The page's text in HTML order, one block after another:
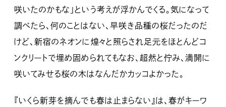
咲いたのかもな」という考えが浮かんでくる。気になって
調べたら、何のことはない、早咲き品種の桜だったのだ
けど、新宿のネオンに煌々と照らされ足元をほとんどコ
ンクリートで埋め固められてもなお、超然と佇み、満開に
咲いてみせる桜の木はなんだかカッコよかった。
『いくら新芽を摘んでも春は止まらない』は、春がキーワ